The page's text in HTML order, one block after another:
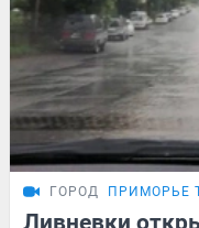
ГОРОД ПРИМОРЬЕ